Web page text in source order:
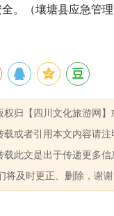
。（壤塘县应急管理
权归【四川文化旅游网】
载或者引用本文内容请注
载此文是出于传递更多
将及时更正、删除，谢谢